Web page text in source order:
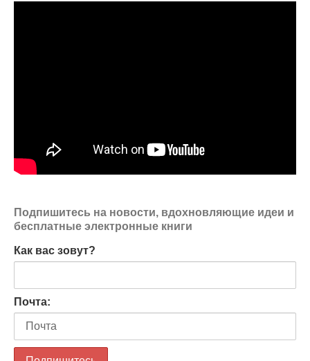
Подпишитесь на новости, вдохновляющие идеи и
бесплатные электронные книги
Как вас зовут?
Почта: